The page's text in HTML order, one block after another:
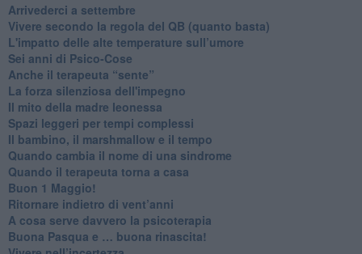
​Arrivederci a settembre
​Vivere secondo la regola del QB (quanto basta)
​L'impatto delle alte temperature sull’umore
Sei anni di Psico-Cose
​Anche il terapeuta “sente”
​La forza silenziosa dell'impegno
​Il mito della madre leonessa
Spazi leggeri per tempi complessi
Il bambino, il marshmallow e il tempo
​Quando cambia il nome di una sindrome
​Quando il terapeuta torna a casa
​Buon 1 Maggio!
Ritornare indietro di vent’anni
​A cosa serve davvero la psicoterapia
​Buona Pasqua e … buona rinascita!